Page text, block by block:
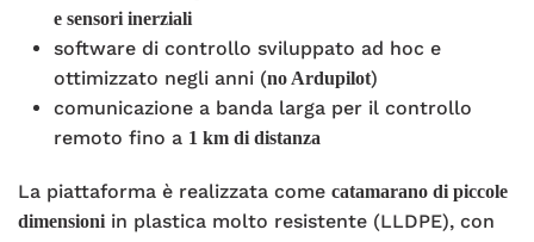
e sensori inerziali
software di controllo sviluppato ad hoc e
ottimizzato negli anni (no Ardupilot)
comunicazione a banda larga per il controllo
remoto fino a 1 km di distanza
La piattaforma è realizzata come catamarano di piccole
dimensioniin plastica molto resistente (LLDPE), con